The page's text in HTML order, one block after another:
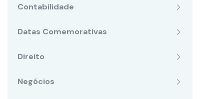
Contabilidade
Datas Comemorativas
Direito
Negócios